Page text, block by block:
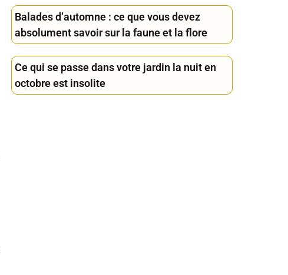
Balades d’automne : ce que vous devez
absolument savoir sur la faune et la flore
Ce qui se passe dans votre jardin la nuit en
octobre est insolite